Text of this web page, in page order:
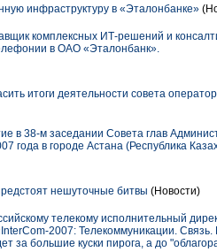
инфраструктуру в «Эталонбанке»
комплексных ИТ-решений и
в ОАО «Эталонбанк».
итоги деятельности совета
в 38-м заседании Совета глав
года в городе Астана (Республика
нешуточные битвы (Новости)
телекому исполнительный
2007: Телекоммуникации.
за большие куски пирога, а до